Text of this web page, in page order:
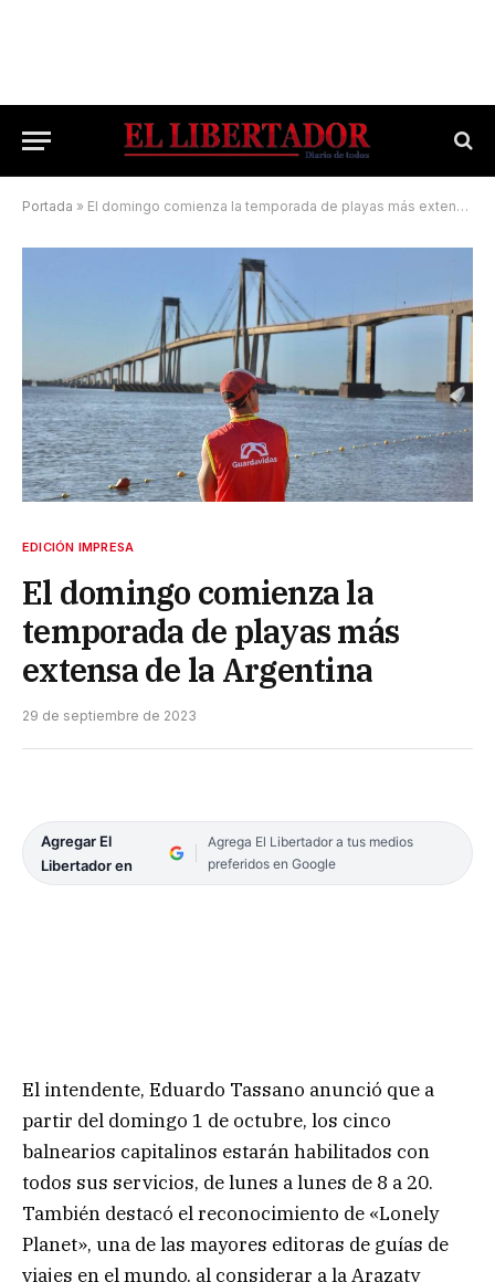
Portada » El domingo comienza la temporada de playas más extensa de la Argentina
EDICIÓN IMPRESA
El domingo comienza la
temporada de playas más
extensa de la Argentina
29 de septiembre de 2023
Agregar El
Libertador en
Agrega El Libertador a tus medios
preferidos en Google
El intendente, Eduardo Tassano anunció que a
partir del domingo 1 de octubre, los cinco
balnearios capitalinos estarán habilitados con
todos sus servicios, de lunes a lunes de 8 a 20.
También destacó el reconocimiento de «Lonely
Planet», una de las mayores editoras de guías de
viajes en el mundo, al considerar a la Arazaty